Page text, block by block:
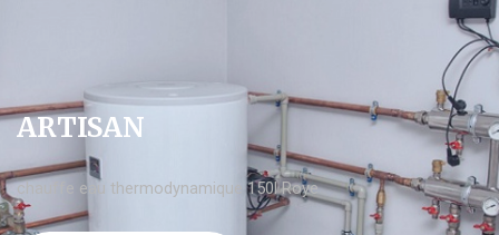
ARTISAN
chauffe eau thermodynamique 150l Roye